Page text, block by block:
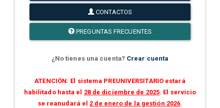
CONTACTOS
PREGUNTAS FRECUENTES
¿No tienes una cuenta? Crear cuenta
ATENCIÓN: El sistema PREUNIVERSITARIO estará
habilitado hasta el 28 de diciembre de 2025. El servicio
se reanudará el 2 de enero de la gestión 2026.